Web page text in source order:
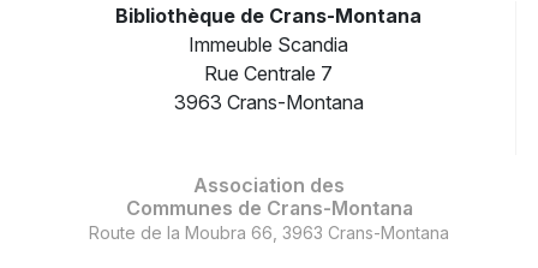
Bibliothèque de Crans-Montana
Immeuble Scandia
Rue Centrale 7
3963 Crans-Montana
Association des
Communes de Crans-Montana
Route de la Moubra 66, 3963 Crans-Montana